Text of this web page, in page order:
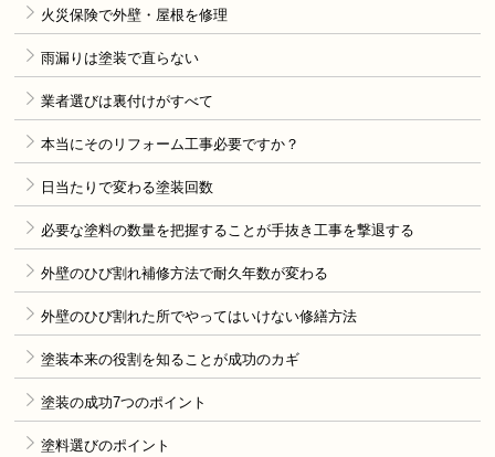
火災保険で外壁・屋根を修理
雨漏りは塗装で直らない
業者選びは裏付けがすべて
本当にそのリフォーム工事必要ですか？
日当たりで変わる塗装回数
必要な塗料の数量を把握することが手抜き工事を撃退する
外壁のひび割れ補修方法で耐久年数が変わる
外壁のひび割れた所でやってはいけない修繕方法
塗装本来の役割を知ることが成功のカギ
塗装の成功7つのポイント
塗料選びのポイント